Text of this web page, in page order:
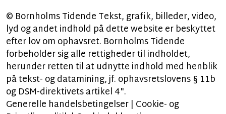
© Bornholms Tidende Tekst, grafik, billeder, video,
lyd og andet indhold på dette website er beskyttet
efter lov om ophavsret. Bornholms Tidende
forbeholder sig alle rettigheder til indholdet,
herunder retten til at udnytte indhold med henblik
på tekst- og datamining, jf. ophavsretslovens § 11b
og DSM-direktivets artikel 4".
Generelle handelsbetingelser| Cookie- og